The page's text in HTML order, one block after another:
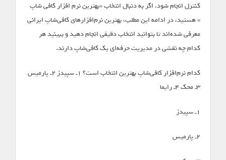
کنترل انجام شود. اگر به دنبال انتخاب «بهترین نرم ‌افزار کافی ‌شاپ
» هستید، در ادامه این مطلب، بهترین نرم‌افزارهای کافی‌شاپ ایرانی
معرفی شده‌اند تا بتوانید انتخاب دقیقی انجام دهید و ببینید هر
کدام چه نقشی در مدیریت حرفه‌ای یک کافی‌شاپ دارند.
کدام نرم‌افزار کافی‌شاپ بهترین انتخاب است؟ ۱ـ سپیدز ۲ـ پارمیس
۳ـ محک ۴ـ رایما
۱ـ سپیدز
۲ـ پارمیس